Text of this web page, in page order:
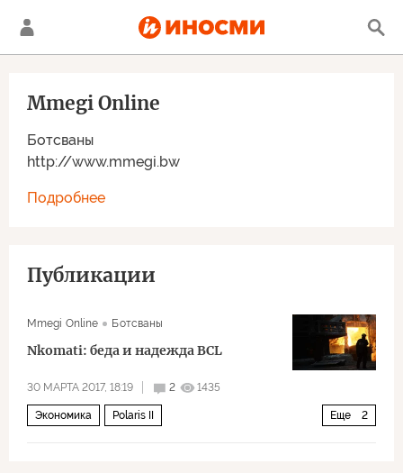
Ботсваны
http://www.mmegi.bw
Mmegi Online
Подробнее
Публикации
Mmegi Online Ботсваны
Nkomati: беда и надежда BCL
30 МАРТА 2017, 18:19 2 1435
Еще 2
Экономика Polaris II